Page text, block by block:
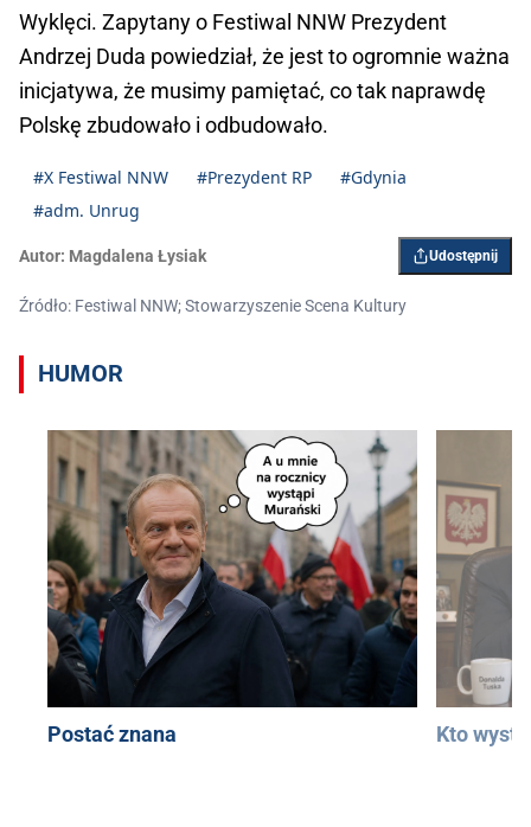
Wyklęci. Zapytany o Festiwal NNW Prezydent
Andrzej Duda powiedział, że jest to ogromnie ważna
inicjatywa, że musimy pamiętać, co tak naprawdę
Polskę zbudowało i odbudowało.
#X Festiwal NNW #Prezydent RP
#Gdynia
#adm. Unrug
Autor: Magdalena Łysiak Udostępnij
Źródło: Festiwal NNW; Stowarzyszenie Scena Kultury
HUMOR
Postać znana Kto